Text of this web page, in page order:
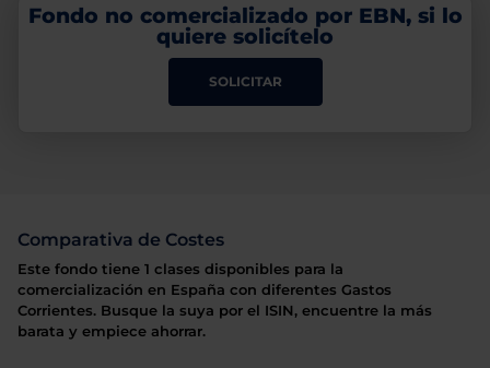
Fondo no comercializado por EBN, si lo
quiere solicítelo
SOLICITAR
Comparativa de Costes
Este fondo tiene 1 clases disponibles para la
comercialización en España con diferentes Gastos
Corrientes. Busque la suya por el ISIN, encuentre la más
barata y empiece ahorrar.